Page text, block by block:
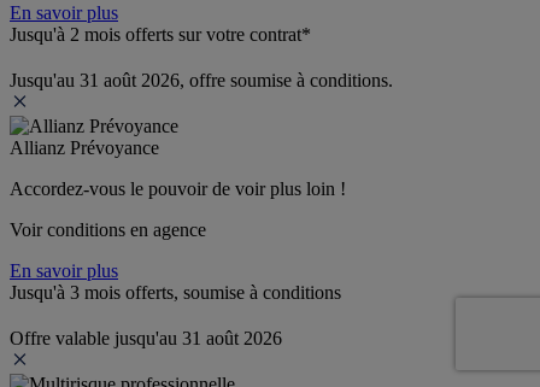
En savoir plus
Jusqu'à 2 mois offerts sur votre contrat*
Jusqu'au 31 août 2026, offre soumise à conditions.
Allianz Prévoyance
Accordez-vous le pouvoir de voir plus loin !
Voir conditions en agence
En savoir plus
Jusqu'à 3 mois offerts, soumise à conditions
Offre valable jusqu'au 31 août 2026